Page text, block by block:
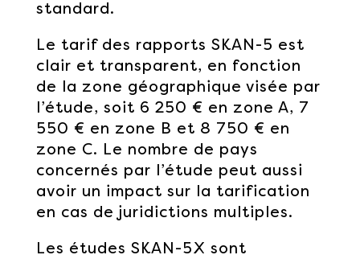
standard.
Le tarif des rapports SKAN-5 est
clair et transparent, en fonction
de la zone géographique visée par
l’étude, soit 6 250 € en zone A, 7
550 € en zone B et 8 750 € en
zone C. Le nombre de pays
concernés par l’étude peut aussi
avoir un impact sur la tarification
en cas de juridictions multiples.
Les études SKAN-5X sont